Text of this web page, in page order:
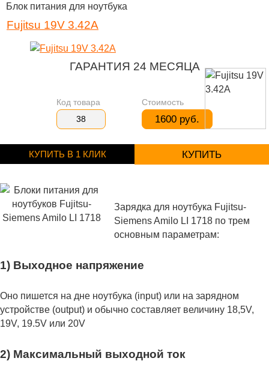
Блок питания для ноутбука
Fujitsu 19V 3.42A
ГАРАНТИЯ 24 МЕСЯЦА
Код товара
38
Стоимость
1600 руб.
КУПИТЬ В 1 КЛИК КУПИТЬ
Зарядка для ноутбука Fujitsu-
Siemens Amilo LI 1718 по трем
основным параметрам:
1) Выходное напряжение
Оно пишется на дне ноутбука (input) или на зарядном
устройстве (output) и обычно составляет величину 18,5V,
19V, 19.5V или 20V
2) Максимальный выходной ток